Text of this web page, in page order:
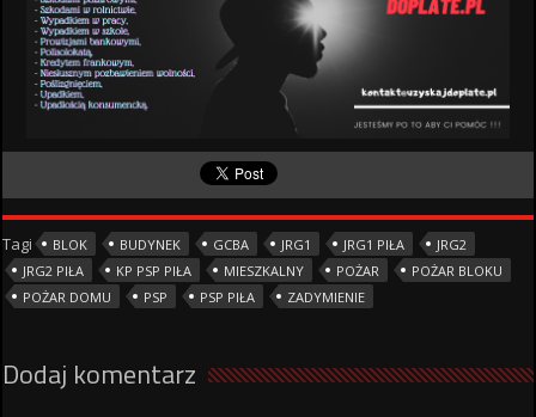
Tagi BLOK BUDYNEK GCBA JRG1 JRG1 PIŁA
JRG2
JRG2 PIŁA
KP PSP PIŁA MIESZKALNY POŻAR
POŻAR BLOKU
POŻAR DOMU
PSP PSP PIŁA ZADYMIENIE
Dodaj komentarz